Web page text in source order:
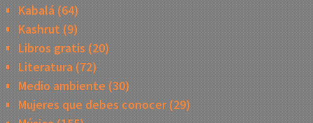
Kabalá(64)
Kashrut (9)
Libros gratis (20)
Literatura(72)
Medio ambiente (30)
Mujeres que debes conocer(29)